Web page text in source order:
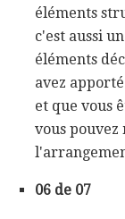
éléments
c'est aussi
éléments
avez
et que vous
vous
06 de 07